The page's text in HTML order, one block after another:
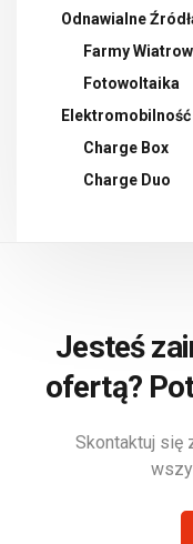
Odnawialne
Farmy
Fotowoltaika
Elektromobilność
Charge Box
Charge Duo
Jesteś
ofertą?
Skontaktuj się